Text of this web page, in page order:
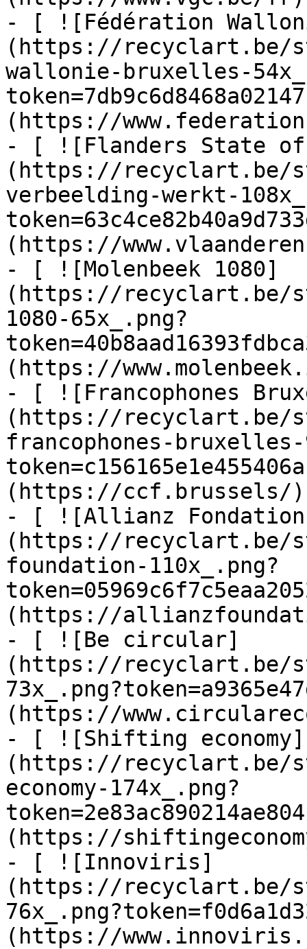
- [ ![Fédération
(https://recyclart.be/
wallonie-bruxelles-
(https://
- [ ![Flanders State
(https://recyclart.be/
verbeelding-werkt-
(https://
- [ ![Molenbeek 1080]
(https://recyclart.be/
1080-65x_.png?
(https://
- [ ![Francophones
(https://recyclart.be/
francophones-bruxelles-
(https://ccf.brussels/)
- [ ![Allianz
(https://recyclart.be/
foundation-110x_.png?
(https://
- [ ![Be circular]
(https://recyclart.be/
(https://
- [ ![Shifting economy]
(https://recyclart.be/
economy-174x_.png?
(https://
- [ ![Innoviris]
(https://recyclart.be/
(https://